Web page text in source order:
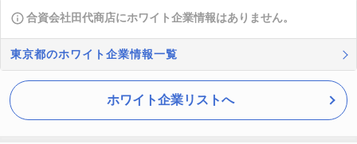
合資会社田代商店にホワイト企業情報はありません。
東京都のホワイト企業情報一覧
ホワイト企業リストへ